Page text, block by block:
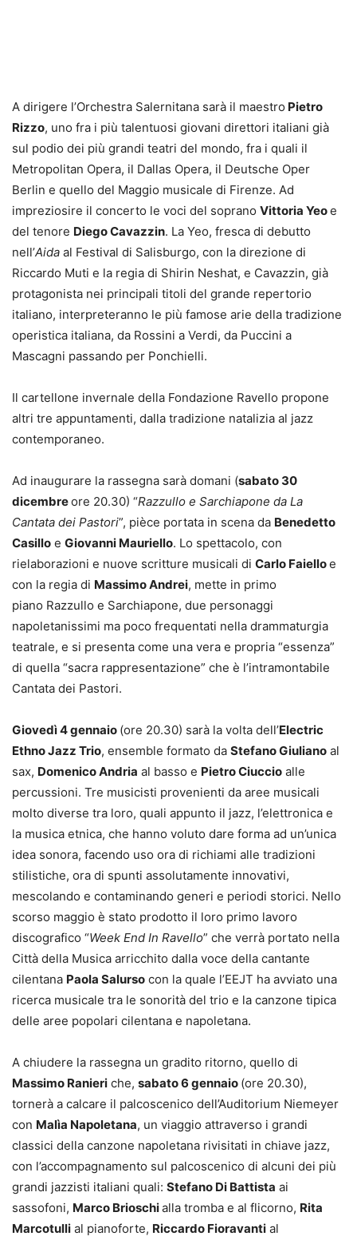
A dirigere l’Orchestra Salernitana sarà il maestro Pietro
Rizzo, uno fra i più talentuosi giovani direttori italiani già
sul podio dei più grandi teatri del mondo, fra i quali il
Metropolitan Opera, il Dallas Opera, il Deutsche Oper
Berlin e quello del Maggio musicale di Firenze. Ad
impreziosire il concerto le voci del soprano Vittoria Yeoe
del tenore Diego Cavazzin. La Yeo, fresca di debutto
nell’Aida al Festival di Salisburgo, con la direzione di
Riccardo Muti e la regia di Shirin Neshat, e Cavazzin, già
protagonista nei principali titoli del grande repertorio
italiano, interpreteranno le più famose arie della tradizione
operistica italiana, da Rossini a Verdi, da Puccini a
Mascagni passando per Ponchielli.
Il cartellone invernale della Fondazione Ravello propone
altri tre appuntamenti, dalla tradizione natalizia al jazz
contemporaneo.
Ad inaugurare la rassegna sarà domani (sabato 30
dicembreore 20.30) “Razzullo e Sarchiapone da La
Cantata dei Pastori”, pièce portata in scena da Benedetto
Casillo e Giovanni Mauriello. Lo spettacolo, con
rielaborazioni e nuove scritture musicali di Carlo Faielloe
con la regia di Massimo Andrei, mette in primo
piano Razzullo e Sarchiapone, due personaggi
napoletanissimi ma poco frequentati nella drammaturgia
teatrale, e si presenta come una vera e propria “essenza”
di quella “sacra rappresentazione” che è l’intramontabile
Cantata dei Pastori.
Giovedì 4 gennaio (ore 20.30) sarà la volta dell’Electric
Ethno Jazz Trio, ensemble formato da Stefano Giuliano al
sax, Domenico Andria al basso e Pietro Ciuccio alle
percussioni. Tre musicisti provenienti da aree musicali
molto diverse tra loro, quali appunto il jazz, l’elettronica e
la musica etnica, che hanno voluto dare forma ad un’unica
idea sonora, facendo uso ora di richiami alle tradizioni
stilistiche, ora di spunti assolutamente innovativi,
mescolando e contaminando generi e periodi storici. Nello
scorso maggio è stato prodotto il loro primo lavoro
discografico “Week End In Ravello” che verrà portato nella
Città della Musica arricchito dalla voce della cantante
cilentana Paola Salurso con la quale l’EEJT ha avviato una
ricerca musicale tra le sonorità del trio e la canzone tipica
delle aree popolari cilentana e napoletana.
A chiudere la rassegna un gradito ritorno, quello di
Massimo Ranieri che, sabato 6 gennaio (ore 20.30),
tornerà a calcare il palcoscenico dell’Auditorium Niemeyer
con Malìa Napoletana, un viaggio attraverso i grandi
classici della canzone napoletana rivisitati in chiave jazz,
con l’accompagnamento sul palcoscenico di alcuni dei più
grandi jazzisti italiani quali: Stefano Di Battista ai
sassofoni, Marco Brioschialla tromba e al flicorno, Rita
Marcotulli al pianoforte, Riccardo Fioravanti al